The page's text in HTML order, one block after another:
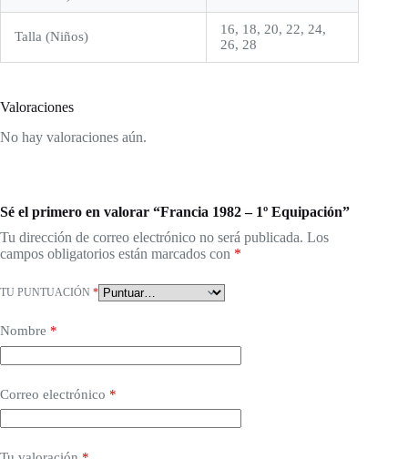
Talla (Niños)
16, 18, 20, 22, 24,
26, 28
Valoraciones
No hay valoraciones aún.
Sé el primero en valorar “Francia 1982 – 1º Equipación”
Tu dirección de correo electrónico no será publicada. Los
campos obligatorios están marcados con *
TU PUNTUACIÓN *
Nombre *
Correo electrónico *